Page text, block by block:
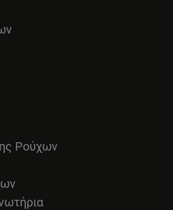
Ρούχων